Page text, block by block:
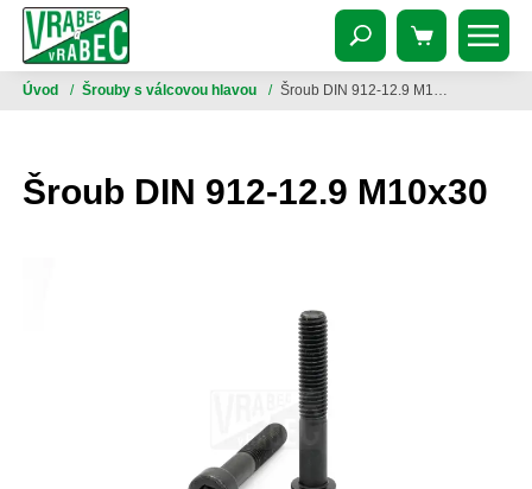
Úvod / Šrouby s válcovou hlavou / Šroub DIN 912-12.9 M10x30
Šroub DIN 912-12.9 M10x30